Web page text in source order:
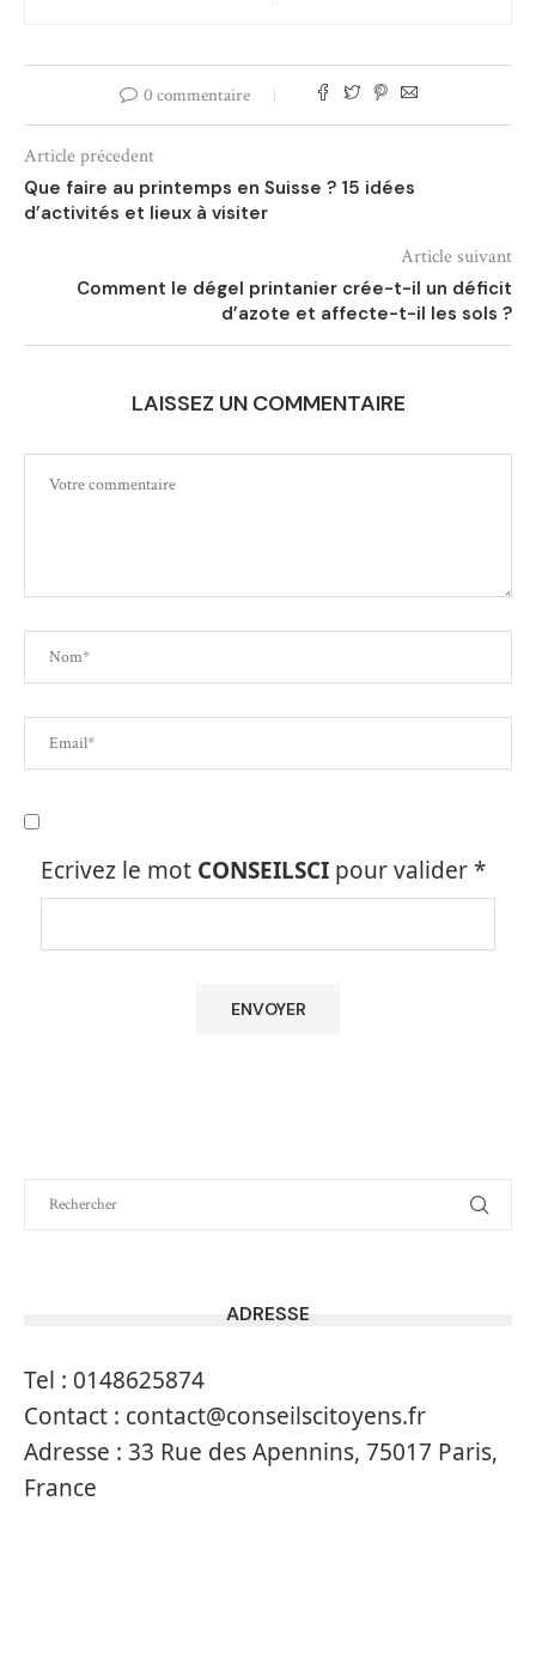
0 commentaire
Article précedent
Que faire au printemps en Suisse ? 15 idées
d’activités et lieux à visiter
Article suivant
Comment le dégel printanier crée-t-il un déficit
d’azote et affecte-t-il les sols ?
LAISSEZ UN COMMENTAIRE
Ecrivez le mot CONSEILSCI pour valider*
ADRESSE
Tel : 0148625874
Contact : contact@conseilscitoyens.fr
Adresse : 33 Rue des Apennins, 75017 Paris,
France